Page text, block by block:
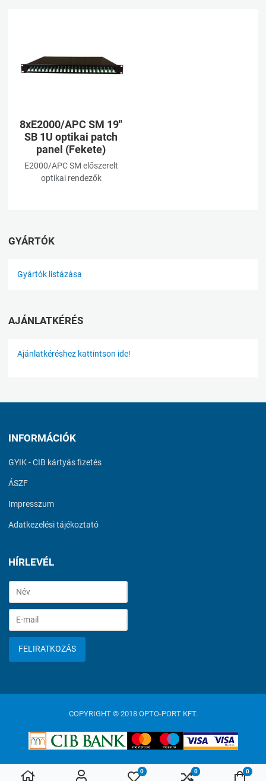
Kívánságlista
0 Összehasonlítás
0 0
8xE2000/APC SM 19"
SB 1U optikai patch
panel (Fekete)
E2000/APC SM előszerelt
optikai rendezők
GYÁRTÓK
Gyártók listázása
AJÁNLATKÉRÉS
Ajánlatkéréshez kattintson ide!
INFORMÁCIÓK
GYIK - CIB kártyás fizetés
ÁSZF
Impresszum
Adatkezelési tájékoztató
HÍRLEVÉL
FELIRATKOZÁS
COPYRIGHT © 2018 OPTO-PORT KFT.